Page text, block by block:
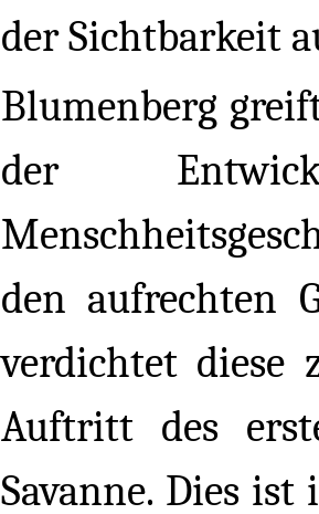
der Sichtbarkeit
Blumenberg
der
den aufrechten
verdichtet diese
Auftritt des
Savanne. Dies